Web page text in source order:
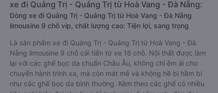
xe đi Quảng Trị - Quảng Trị từ Hoà Vang - Đà Nẵng:
Dòng xe đi Quảng Trị - Quảng Trị từ Hoà Vang - Đà Nẵng
limousine 9 chỗ vip, chất lượng cao: Tiện lợi, sang trọng
Là sản phẩm xe đi Quảng Trị - Quảng Trị từ Hoà Vang - Đà
Nẵng limousine 9 chỗ cải tiến từ xe 16 chỗ. Nội thất được làm
lại với các ghế bọc da chuẩn Châu Âu, không chỉ êm ái cho
chuyến hành trình xa, mà còn mát mẻ và không hề bị hầm bí
như các ghế bọc da bình thường. Kèm theo các ghế có nhiều